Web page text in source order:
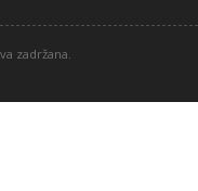
zadržana.